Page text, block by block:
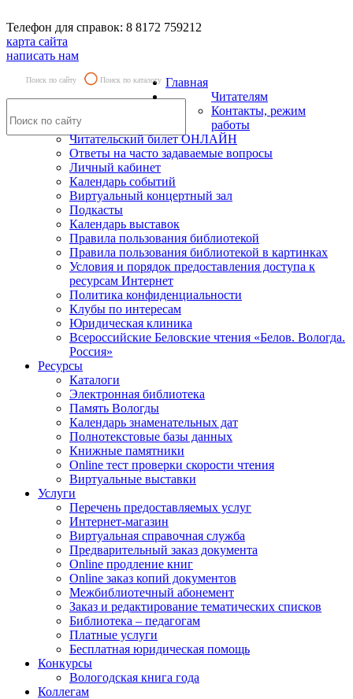
Телефон для справок: 8 8172 759212
карта сайта
написать нам
Поиск по сайту Поиск по каталогу Главная
Читателям
Контакты, режим
работы
Читательский билет ОНЛАЙН
Ответы на часто задаваемые вопросы
Личный кабинет
Календарь событий
Виртуальный концертный зал
Подкасты
Календарь выставок
Правила пользования библиотекой
Правила пользования библиотекой в картинках
Условия и порядок предоставления доступа к
ресурсам Интернет
Политика конфиденциальности
Клубы по интересам
Юридическая клиника
Всероссийские Беловские чтения «Белов. Вологда.
Россия»
Ресурсы
Каталоги
Электронная библиотека
Память Вологды
Календарь знаменательных дат
Полнотекстовые базы данных
Книжные памятники
Online тест проверки скорости чтения
Виртуальные выставки
Услуги
Перечень предоставляемых услуг
Интернет-магазин
Виртуальная справочная служба
Предварительный заказ документа
Online продление книг
Online заказ копий документов
Межбиблиотечный абонемент
Заказ и редактирование тематических списков
Библиотека – педагогам
Платные услуги
Бесплатная юридическая помощь
Конкурсы
Вологодская книга года
Коллегам